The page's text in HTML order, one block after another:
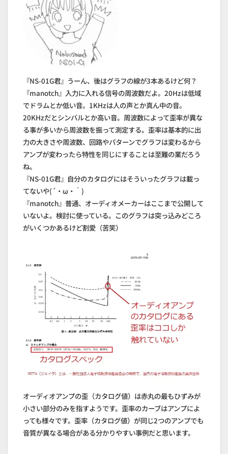
『NS-01G君』うーん、後はグラフの線が3本あるけど何？
『manotch』入力に入れる信号の周波数だよ。20Hzは低域
でドラムとか低い音。1KHzは人の声とか真ん中の音。
20KHzだとシンバルとか高い音。周波数によって歪率が異な
る事が多いから周波数を振って測定する。歪率は基本的に出
力の大きさや周波数、回路やパターンでグラフは変わるから
アンプが変わったら特性を同じにすることは至難の業だろう
ね。
『NS-01G君』自分のカタログにはそういったグラフは載っ
てないや(´・ω・｀)
『manotch』普通、オーディオメーカーはここまで公開して
いないよ。検討に使っている。このグラフは突っ込みどころ
がいくつかあるけど割愛（苦笑）
オーディオアンプの歪（カタログ値）は赤丸の最もひずみが
小さい部分のみを指すようです。歪率のカーブはアンプによ
っても様々です。歪率（カタログ値）が同じ2つのアンプでも
音質が異なる場合がある分かりやすい事例だと思います。